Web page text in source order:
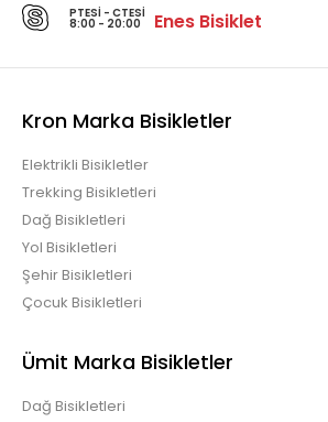
PTESI - CTESI
8:00 - 20:00 Enes Bisiklet
Kron Marka Bisikletler
Elektrikli Bisikletler
Trekking Bisikletleri
Dağ Bisikletleri
Yol Bisikletleri
Şehir Bisikletleri
Çocuk Bisikletleri
Ümit Marka Bisikletler
Dağ Bisikletleri